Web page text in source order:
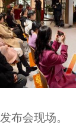
发布会现场。